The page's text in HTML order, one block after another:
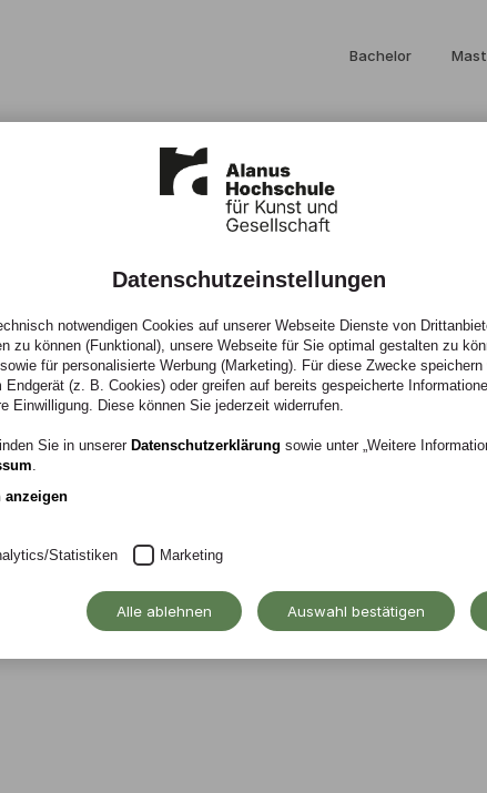
Bachelor
und Evaluation
und
Kindern.
Datenschutzeinstellungen
notwendigen Cookies auf unserer Webseite Dienste von
zu können (Funktional), unsere Webseite für Sie optimal gestalten zu
für personalisierte Werbung (Marketing). Für diese Zwecke speichern
Endgerät (z. B. Cookies) oder greifen auf bereits gespeicherte
Einwilligung. Diese können Sie jederzeit widerrufen.
Sie in unserer Datenschutzerklärung sowie unter „Weitere
.
anzeigen
Statistiken Marketing
Alle ablehnen Auswahl bestätigen